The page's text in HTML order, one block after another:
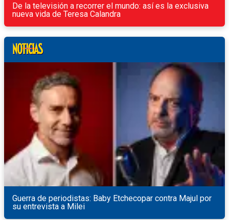
De la televisión a recorrer el mundo: así es la exclusiva
nueva vida de Teresa Calandra
Guerra de periodistas: Baby Etchecopar contra Majul por
su entrevista a Milei